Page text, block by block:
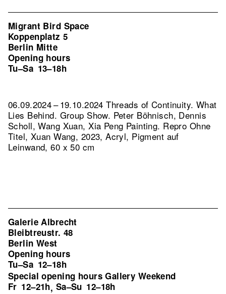
Migrant Bird Space
Koppenplatz 5
Berlin Mitte
Opening hours
Tu–Sa 13–18h
06.09.2024 – 19.10.2024 Threads of Continuity. What
Lies Behind. Group Show. Peter Böhnisch, Dennis
Scholl, Wang Xuan, Xia Peng Painting. Repro Ohne
Titel, Xuan Wang, 2023, Acryl, Pigment auf
Leinwand, 60 x 50 cm
Galerie Albrecht
Bleibtreustr. 48
Berlin West
Opening hours
Tu–Sa 12–18h
Special opening hours Gallery Weekend
Fr 12–21h, Sa–Su 12–18h